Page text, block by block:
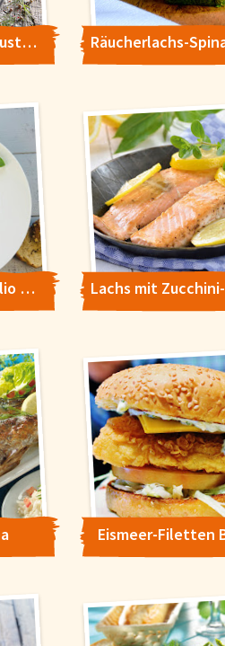
Lachs mit Kräuterkruste auf Spinat mit Fächerkartoffeln
Spaghetti Aglio e Olio mit Garnelen
Eismeer-Filetten
Sie optimal zu gestalten und
und für
wir Cookies. Durch Bestätigen des
Sie der Verwendung zu. Über den
auswählen, welche Cookies Sie
erhalten Sie in unserer
Alle